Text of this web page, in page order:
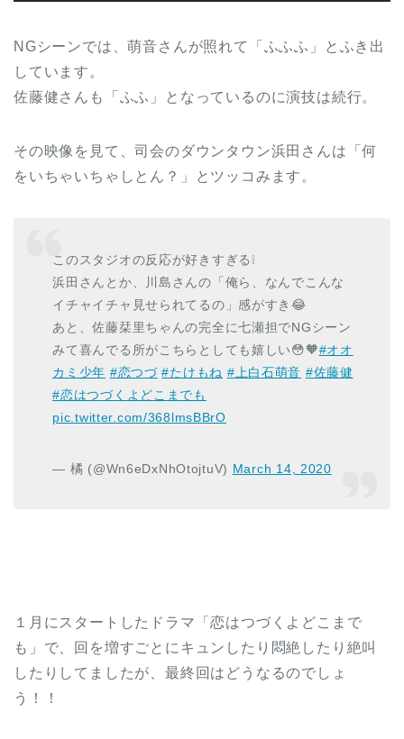
NGシーンでは、萌音さんが照れて「ふふふ」とふき出
しています。
佐藤健さんも「ふふ」となっているのに演技は続行。
その映像を見て、司会のダウンタウン浜田さんは「何
をいちゃいちゃしとん？」とツッコみます。
このスタジオの反応が好きすぎる❕
浜田さんとか、川島さんの「俺ら、なんでこんな
イチャイチャ見せられてるの」感がすき😂
あと、佐藤栞里ちゃんの完全に七瀬担でNGシーン
みて喜んでる所がこちらとしても嬉しい😳🧡#オオ
カミ少年 #恋つづ #たけもね #上白石萌音 #佐藤健
#恋はつづくよどこまでも
pic.twitter.com/368lmsBBrO
— 橘 (@Wn6eDxNhOtojtuV) March 14, 2020
１月にスタートしたドラマ「恋はつづくよどこまで
も」で、回を増すごとにキュンしたり悶絶したり絶叫
したりしてましたが、最終回はどうなるのでしょ
う！！